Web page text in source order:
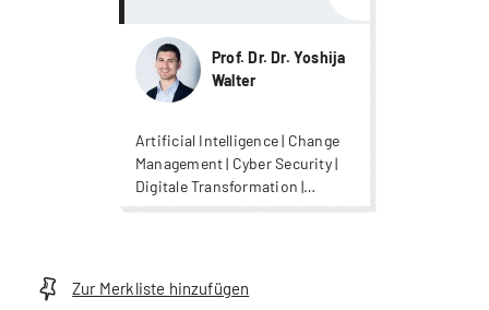
Prof. Dr. Dr. Yoshija
Walter
Artificial Intelligence | Change
Management | Cyber Security |
Digitale Transformation |
Digitalisierung |
Zur Merkliste hinzufügen